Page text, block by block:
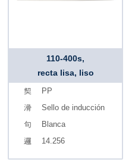
110-400s,
recta lisa, liso
PP
Sello de inducción
Blanca
14.256